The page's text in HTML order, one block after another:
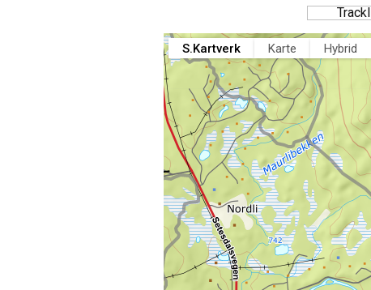
S.Kartverk Karte Hybrid